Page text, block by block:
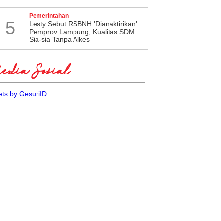
5
Pemerintahan
Lesty Sebut RSBNH 'Dianaktirikan'
Pemprov Lampung, Kualitas SDM
Sia-sia Tanpa Alkes
Sosial
by GesuriID